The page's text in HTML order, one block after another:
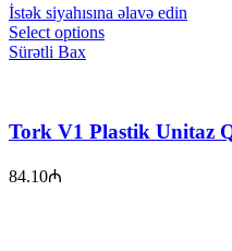
İstək siyahısına əlavə edin
Select options
Sürətli Bax
Tork V1 Plastik Unitaz
84.10₼